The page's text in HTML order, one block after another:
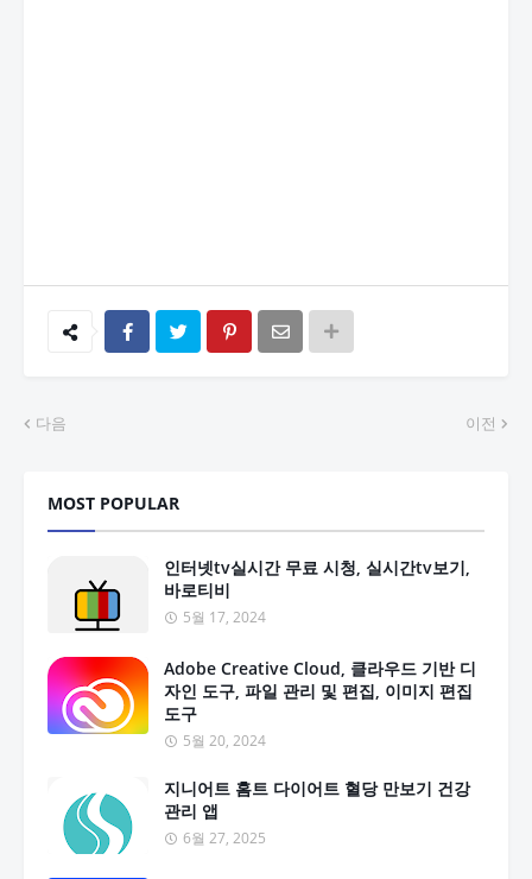
다음 이전
MOST POPULAR
인터넷tv실시간 무료 시청, 실시간tv보기,
바로티비
5월 17, 2024
Adobe Creative Cloud, 클라우드 기반 디
자인 도구, 파일 관리 및 편집, 이미지 편집
도구
5월 20, 2024
지니어트 홈트 다이어트 혈당 만보기 건강
관리 앱
6월 27, 2025